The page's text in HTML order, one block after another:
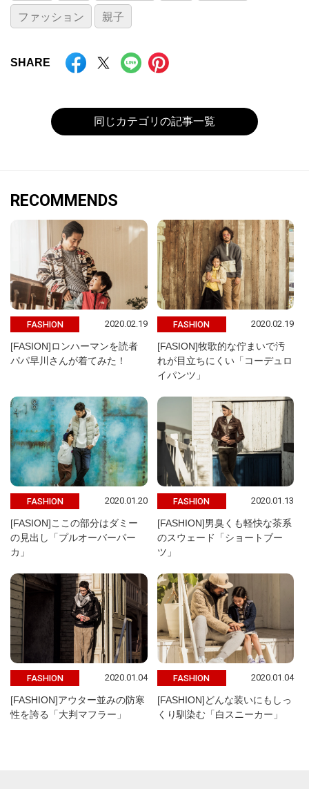
ファッション 親子
SHARE
同じカテゴリの記事一覧
RECOMMENDS
FASHION 2020.02.19
[FASION]ロンハーマンを読者
パパ早川さんが着てみた！
FASHION 2020.02.19
[FASION]牧歌的な佇まいで汚
れが目立ちにくい「コーデュロ
イパンツ」
FASHION 2020.01.20
[FASION]ここの部分はダミー
の見出し「プルオーバーパー
カ」
FASHION 2020.01.13
[FASHION]男臭くも軽快な茶系
のスウェード「ショートブー
ツ」
FASHION 2020.01.04
[FASHION]アウター並みの防寒
性を誇る「大判マフラー」
FASHION 2020.01.04
[FASHION]どんな装いにもしっ
くり馴染む「白スニーカー」